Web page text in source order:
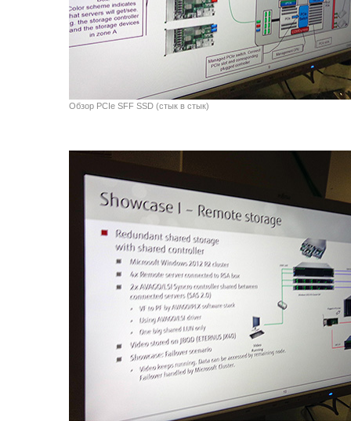
Обзор PCIe SFF SSD (стык в стык)